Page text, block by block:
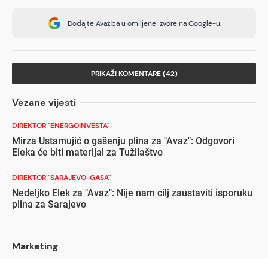
Dodajte Avaz.ba u omiljene izvore na Google-u.
PRIKAŽI KOMENTARE (42)
Vezane vijesti
DIREKTOR "ENERGOINVESTA"
Mirza Ustamujić o gašenju plina za "Avaz": Odgovori
Eleka će biti materijal za Tužilaštvo
DIREKTOR "SARAJEVO-GASA"
Nedeljko Elek za "Avaz": Nije nam cilj zaustaviti isporuku
plina za Sarajevo
Marketing